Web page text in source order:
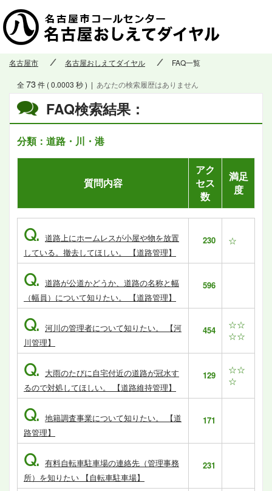
名古屋市 名古屋おしえてダイヤル FAQ一覧
FAQ検索結果：
分類：道路・川・港
全73件 ( 0.0003 秒 ) | あなたの検索履歴はありません
質問内容
アク
セス
数
満足
度
Q. 道路上にホームレスが小屋や物を放置
している。撤去してほしい。 【道路管理】
230 ☆
Q. 道路が公道かどうか、道路の名称と幅
（幅員）について知りたい。 【道路管理】
596
Q. 河川の管理者について知りたい。 【河
川管理】
454
☆☆
☆☆
Q. 大雨のたびに自宅付近の道路が冠水す
るので対処してほしい。 【道路維持管理】
129
☆☆
☆
Q. 地籍調査事業について知りたい。 【道
路管理】
171
Q. 有料自転車駐車場の連絡先（管理事務
所）を知りたい 【自転車駐車場】
231